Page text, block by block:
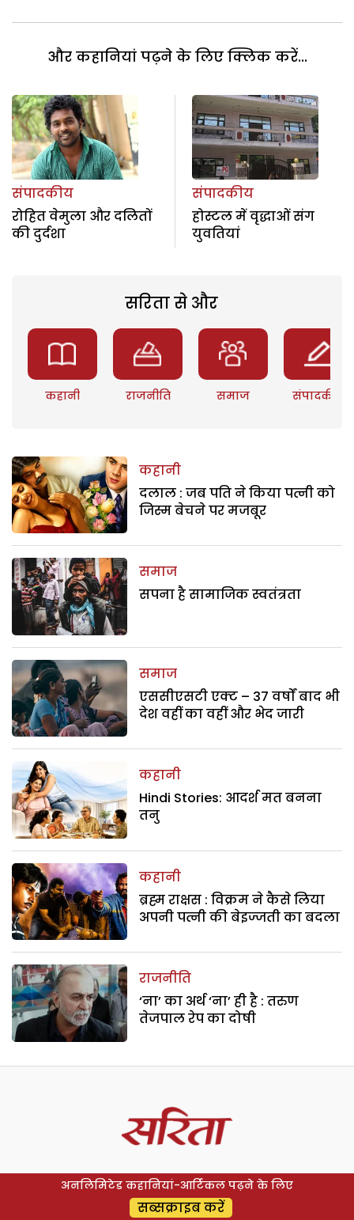
और कहानियां पढ़ने के लिए क्लिक करें...
संपादकीय
रोहित वेमुला और दलितों
की दुर्दशा
संपादकीय
होस्टल में वृद्धाओं संग
युवतियां
सरिता से और
कहानी राजनीति समाज संपादकीय
कहानी
दलाल : जब पति ने किया पत्नी को
जिस्म बेचने पर मजबूर
समाज
सपना है सामाजिक स्वतंत्रता
समाज
एससीएसटी एक्ट – 37 वर्षों बाद भी
देश वहीं का वहीं और भेद जारी
कहानी
Hindi Stories: आदर्श मत बनना
तनु
कहानी
ब्रह्म राक्षस : विक्रम ने कैसे लिया
अपनी पत्नी की बेइज्जती का बदला
राजनीति
‘ना’ का अर्थ ‘ना’ ही है : तरुण
तेजपाल रेप का दोषी
अनलिमिटेड कहानियां-आर्टिकल पढ़ने के लिए
सब्सक्राइब करें